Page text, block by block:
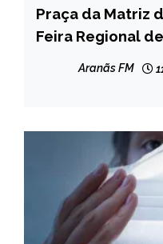
NOTÍCIAS
Praça da Matriz
Feira Regional
Aranãs FM